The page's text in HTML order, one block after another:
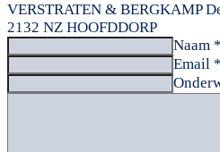
VERSTRATEN & BERGKAMP
2132 NZ HOOFDDORP
Naam *
Email *